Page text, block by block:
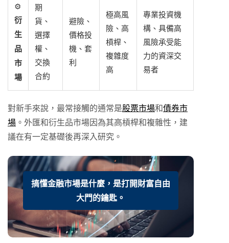
⚙️
衍
生
品
市
場
期
貨、
選擇
權、
交換
合約
避險、
價格投
機、套
利
極高風
險、高
槓桿、
複雜度
高
專業投資機
構、具備高
風險承受能
力的資深交
易者
對新手來說，最常接觸的通常是股票市場和債券市
場 。外匯和衍生品市場因為其高槓桿和複雜性，建
議在有一定基礎後再深入研究。
搞懂金融市場是什麼，是打開財富自由
大門的鑰匙。